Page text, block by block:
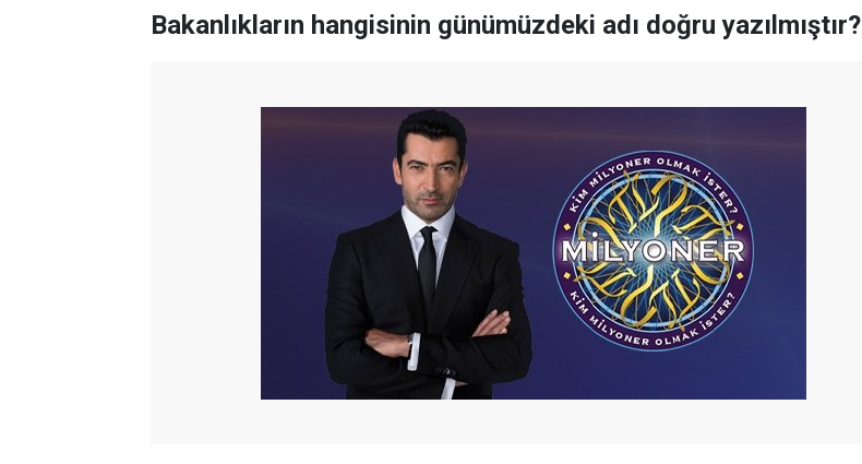
Bakanlıkların hangisinin günümüzdeki adı doğru yazılmıştır?